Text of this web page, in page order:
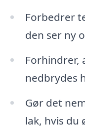
Forbedrer
den ser ny
nedbrydes
Gør det
lak, hvis